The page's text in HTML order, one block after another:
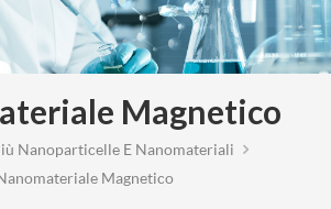
Magnetico
Nanoparticelle E Nanomateriali
Magnetico